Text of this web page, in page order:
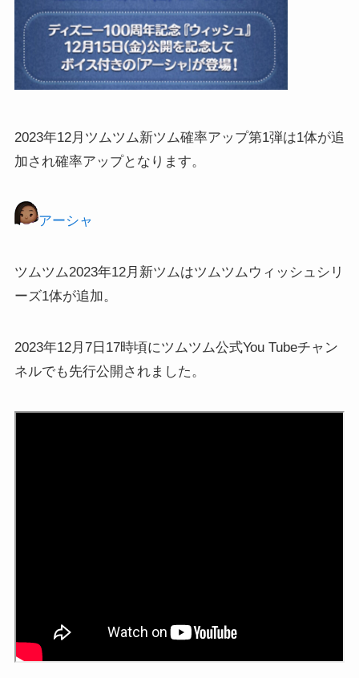
2023年12月ツムツム新ツム確率アップ第1弾は1体が追
加され確率アップとなります。
アーシャ
ツムツム2023年12月新ツムはツムツムウィッシュシリ
ーズ1体が追加。
2023年12月7日17時頃にツムツム公式You Tubeチャン
ネルでも先行公開されました。